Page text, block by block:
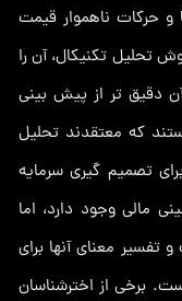
و حرکات ناهموار قیمت
تحلیل تکنیکال، آن را
دقیق تر از پیش بینی
که معتقدند تحلیل
تصمیم گیری سرمایه
مالی وجود دارد، اما
تفسیر معنای آنها برای
برخی از اخترشناسان